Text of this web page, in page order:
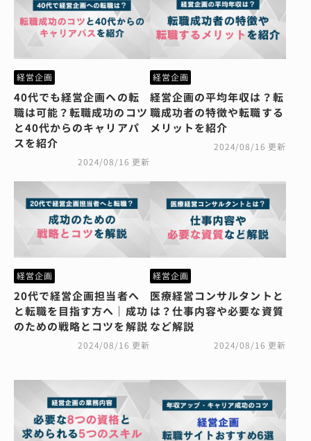
経営企画
40代でも経営企画への転
職は可能？転職成功のコツ
と40代からのキャリアパ
スを紹介
2024/08/16 更新
経営企画
経営企画の平均年収は？転
職成功者の特徴や転職する
メリットを紹介
2024/08/16 更新
経営企画
20代で経営企画担当者へ
と転職を目指す方へ｜成功
のための戦略とコツを解説
2024/08/16 更新
経営企画
医療経営コンサルタントと
は？仕事内容や必要な資質
など解説
2024/08/16 更新